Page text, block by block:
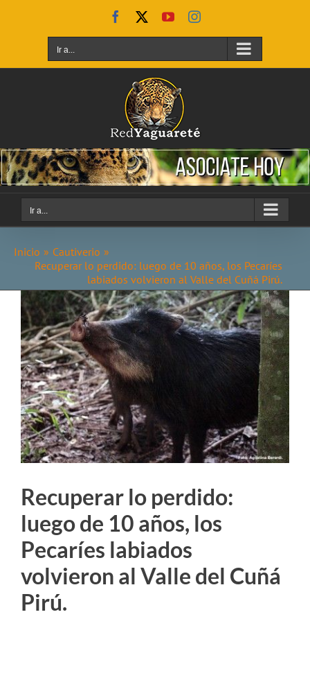
Facebook YouTubeInstagram
Ir a...
Ir a...
Inicio
Cautiverio
Recuperar lo perdido: luego de 10 años, los Pecaríes
labiados volvieron al Valle del Cuñá Pirú.
Ver
imagen
más
grande
Recuperar lo perdido:
luego de 10 años, los
Pecaríes labiados
volvieron al Valle del Cuñá
Pirú.